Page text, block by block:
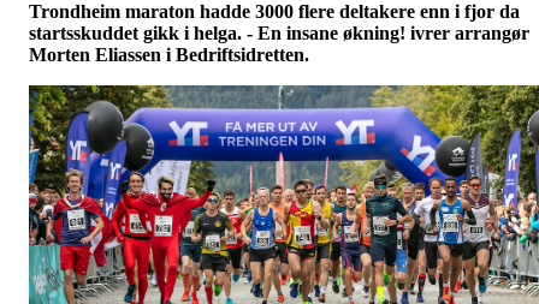
Trondheim maraton hadde 3000 flere deltakere enn i fjor da
startsskuddet gikk i helga. - En insane økning! ivrer arrangør
Morten Eliassen i Bedriftsidretten.